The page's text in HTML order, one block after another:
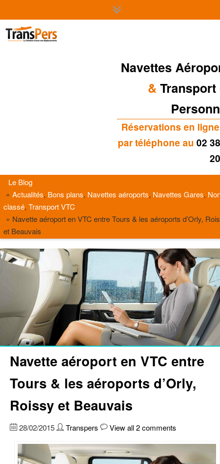
Navettes
& Transport
Réservations en
par téléphone au 02
Le Blog
Actualités, Bons plans, Navettes aéroports, Navettes Gares,
classé,Transport VTC
Navette aéroport en VTC entre Tours & les aéroports d’Orly,
et Beauvais
Navette aéroport en VTC entre
Tours & les aéroports d’Orly,
Roissy et Beauvais
28/02/2015 Transpers View all 2 comments